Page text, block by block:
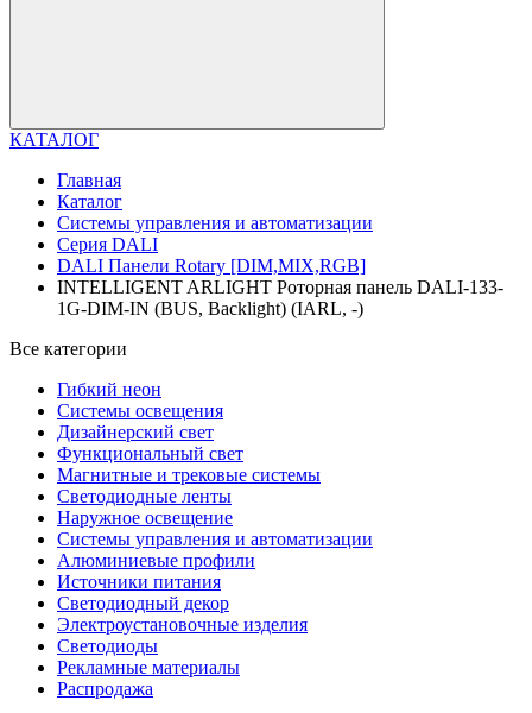
КАТАЛОГ
Главная
Каталог
Системы управления и автоматизации
Серия DALI
DALI Панели Rotary [DIM,MIX,RGB]
INTELLIGENT ARLIGHT Роторная панель DALI-133-
1G-DIM-IN (BUS, Backlight) (IARL, -)
Все категории
Гибкий неон
Системы освещения
Дизайнерский свет
Функциональный свет
Магнитные и трековые системы
Светодиодные ленты
Наружное освещение
Системы управления и автоматизации
Алюминиевые профили
Источники питания
Светодиодный декор
Электроустановочные изделия
Светодиоды
Рекламные материалы
Распродажа